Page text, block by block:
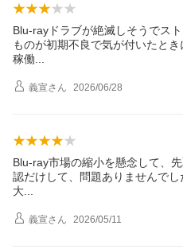
Blu-rayドラブが絶滅しそうでス
ものが初期不良で気が付いたと
稼働
義宣さん 2026/06/28
Blu-ray市場の縮小を懸念して、
認だけして、問題ありませんで
大
義宣さん 2026/05/11